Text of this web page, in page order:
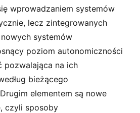
wprowadzaniem systemów
lecz zintegrowanych
systemów
poziom autonomiczności
pozwalająca na ich
bieżącego
elementem są nowe
czyli sposoby